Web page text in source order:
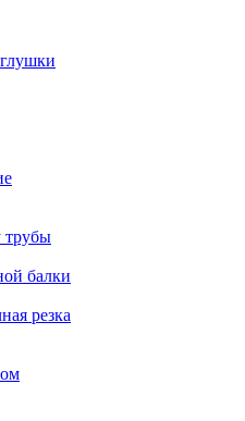
трубы
балки
резка